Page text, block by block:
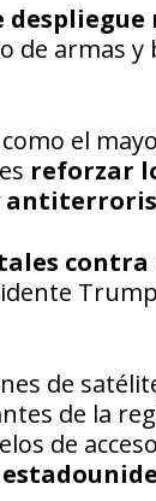
de armas
el
reforzar
contra
de
de la
de